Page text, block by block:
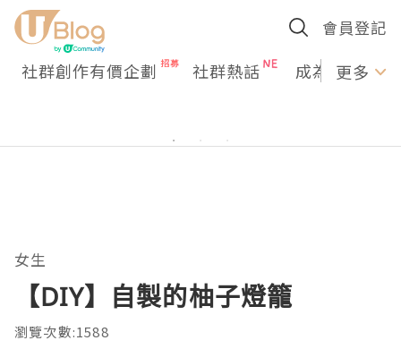
會員登記
社群創作有價企劃 社群熱話 成為U更多
女生
【DIY】自製的柚子燈籠
瀏覽次數:1588